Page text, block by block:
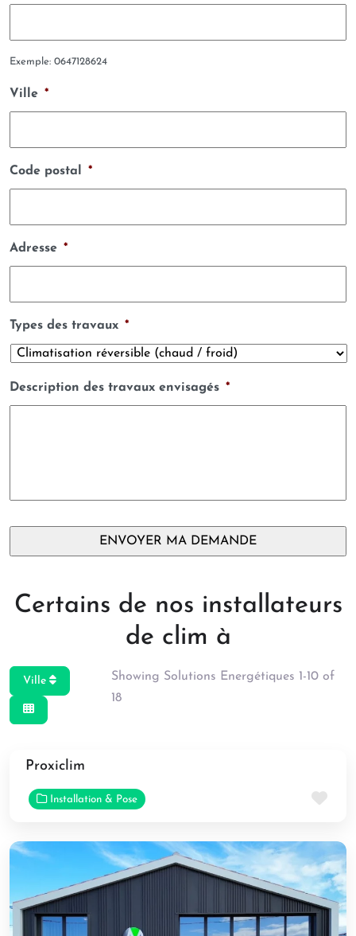
Exemple: 0647128624
Ville *
Code postal *
Adresse *
Types des travaux *
Description des travaux envisagés *
Certains de nos installateurs
de clim à
Ville
Showing Solutions Energétiques 1-10 of
18
Proxiclim
Installation & Pose